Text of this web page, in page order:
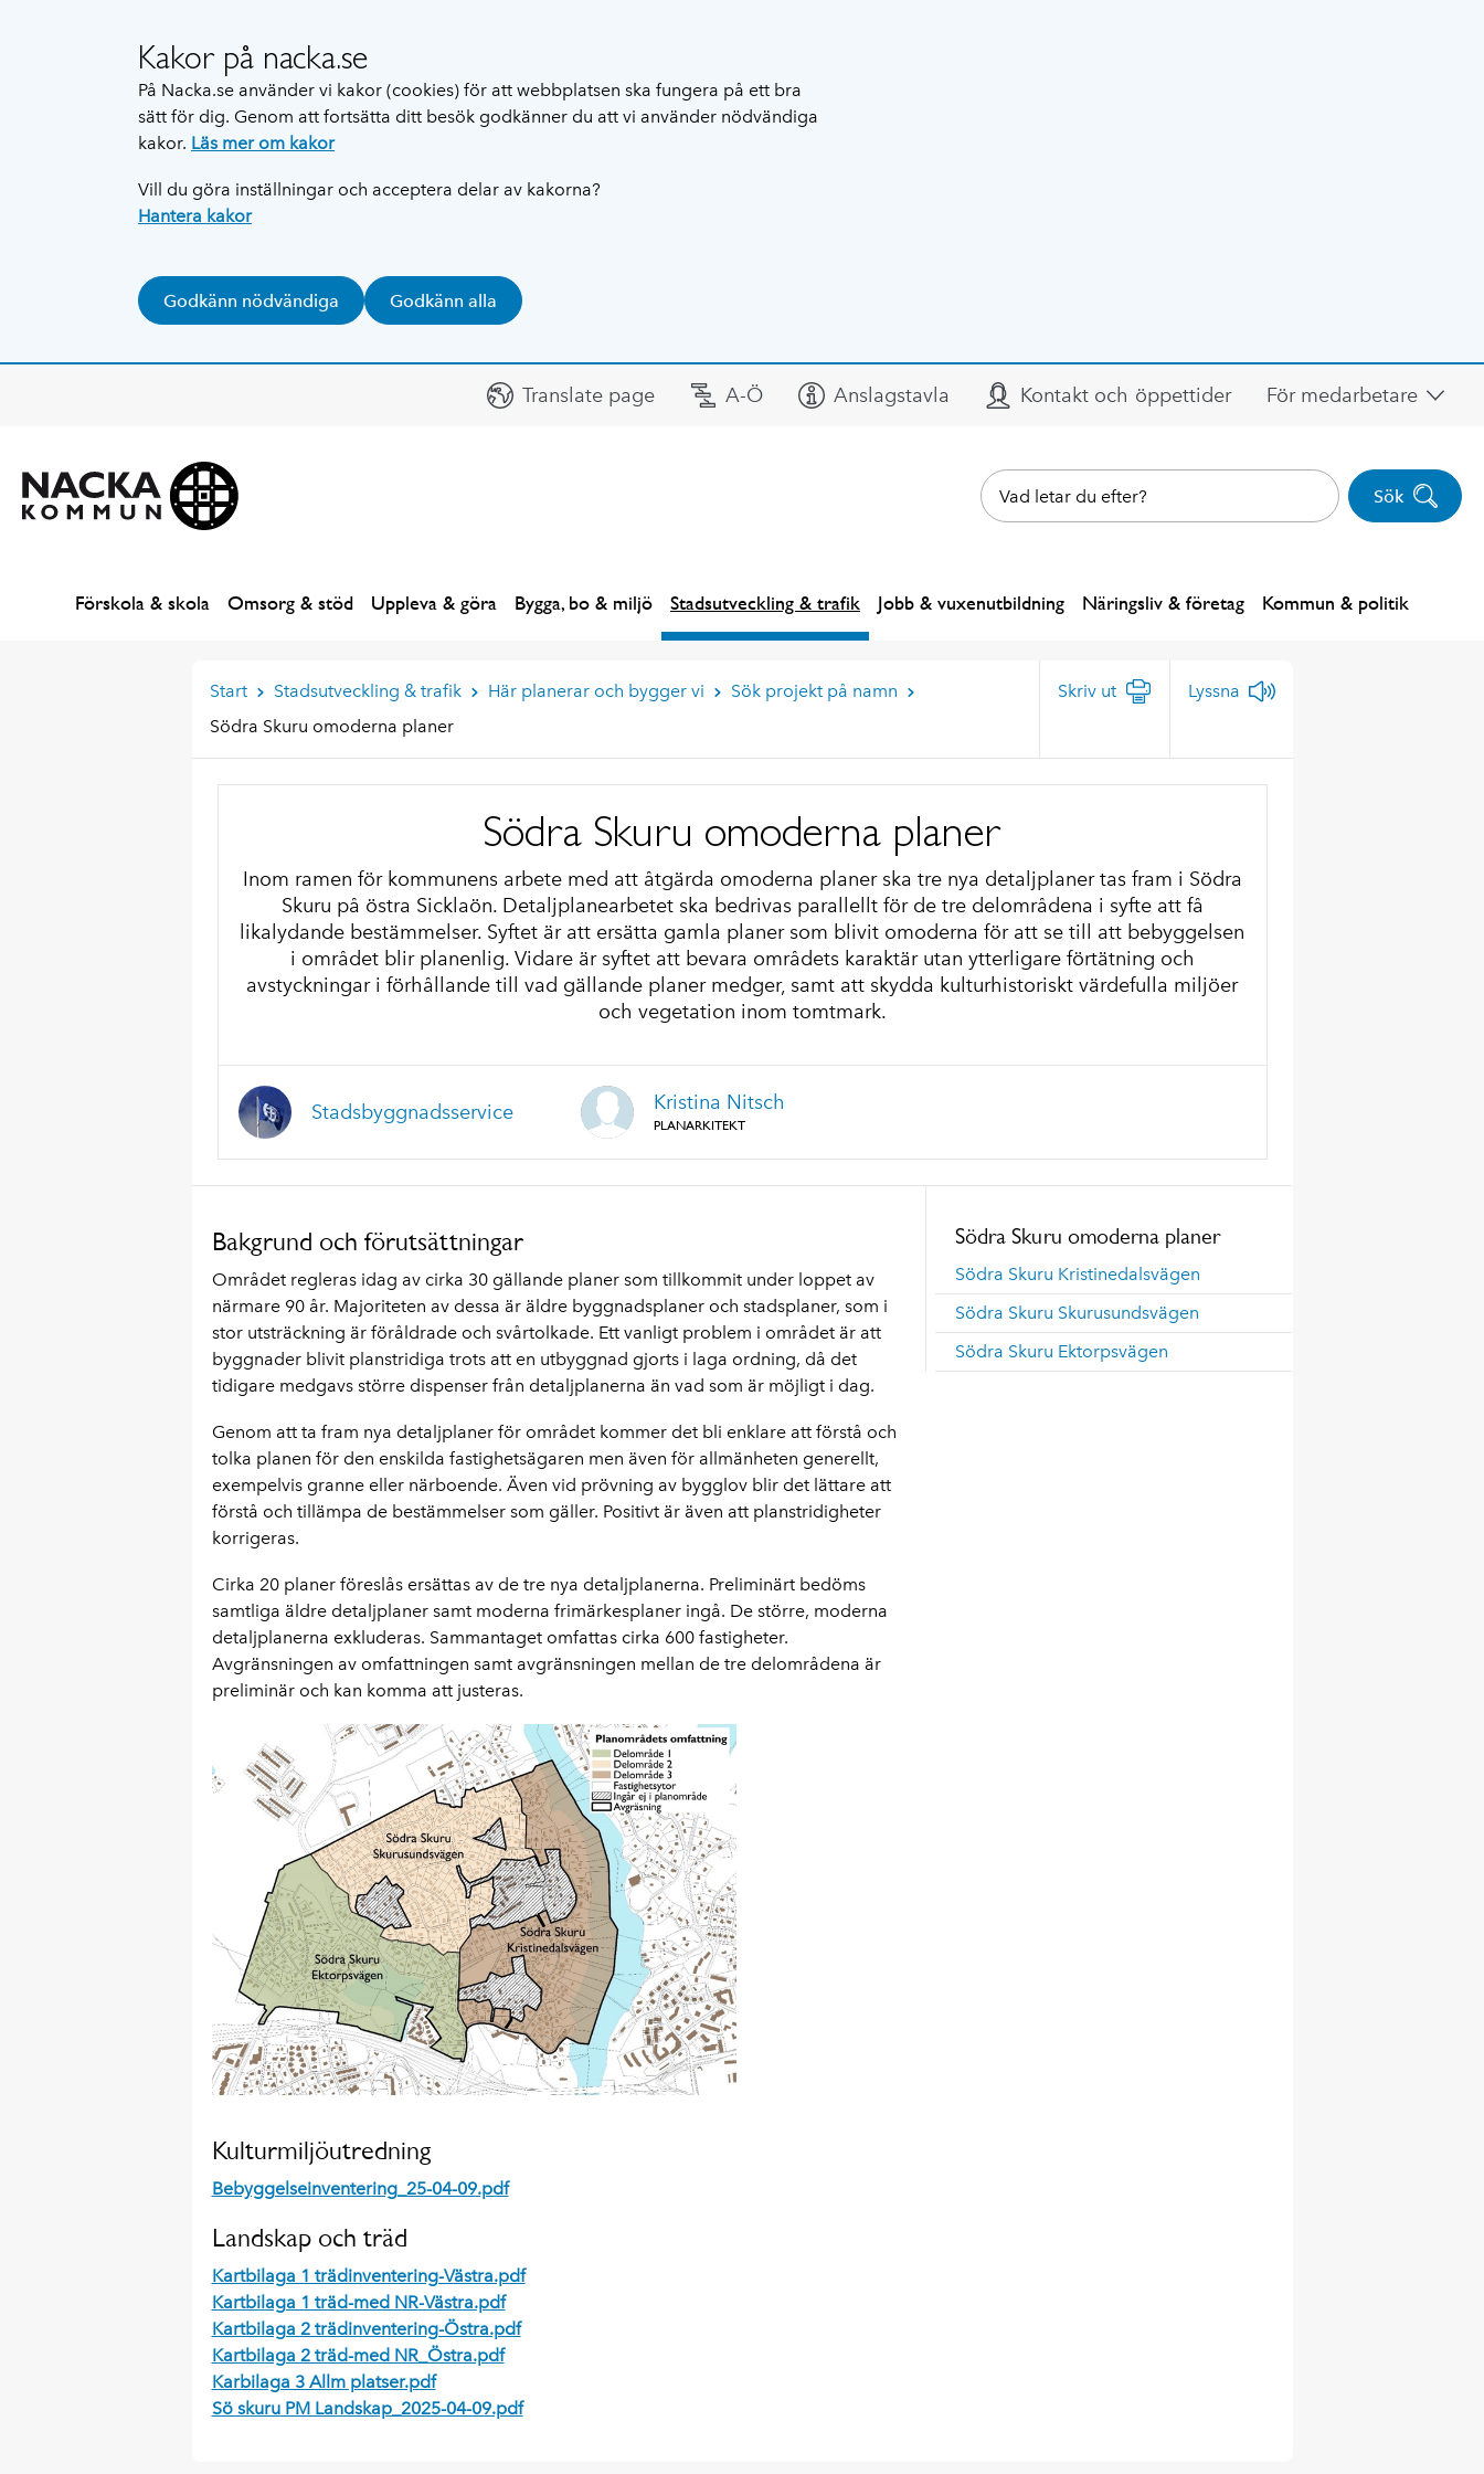
Kakor på nacka.se
På Nacka.se använder vi kakor (cookies) för att webbplatsen ska fungera på ett bra
sätt för dig. Genom att fortsätta ditt besök godkänner du att vi använder nödvändiga
kakor. Läs mer om kakor
Vill du göra inställningar och acceptera delar av kakorna?
Hantera kakor
Godkänn nödvändiga Godkänn alla
Translate page A-Ö Anslagstavla Kontakt och öppettider För medarbetare
Sök
Förskola & skola Omsorg & stöd Uppleva & göra Bygga, bo & miljö Stadsutveckling & trafik Jobb & vuxenutbildning Näringsliv & företag Kommun & politik
Start Stadsutveckling & trafik Här planerar och bygger vi
Sök projekt på namn
Södra Skuru omoderna planer
Skriv ut Lyssna
Södra Skuru omoderna planer
Inom ramen för kommunens arbete med att åtgärda omoderna planer ska tre nya detaljplaner tas fram i Södra
Skuru på östra Sicklaön. Detaljplanearbetet ska bedrivas parallellt för de tre delområdena i syfte att få
likalydande bestämmelser. Syftet är att ersätta gamla planer som blivit omoderna för att se till att bebyggelsen
i området blir planenlig. Vidare är syftet att bevara områdets karaktär utan ytterligare förtätning och
avstyckningar i förhållande till vad gällande planer medger, samt att skydda kulturhistoriskt värdefulla miljöer
och vegetation inom tomtmark.
Stadsbyggnadsservice Kristina Nitsch
PLANARKITEKT
Södra Skuru omoderna planer
Södra Skuru Kristinedalsvägen
Södra Skuru Skurusundsvägen
Södra Skuru Ektorpsvägen
Bakgrund och förutsättningar
Området regleras idag av cirka 30 gällande planer som tillkommit under loppet av
närmare 90 år. Majoriteten av dessa är äldre byggnadsplaner och stadsplaner, som i
stor utsträckning är föråldrade och svårtolkade. Ett vanligt problem i området är att
byggnader blivit planstridiga trots att en utbyggnad gjorts i laga ordning, då det
tidigare medgavs större dispenser från detaljplanerna än vad som är möjligt i dag.
Genom att ta fram nya detaljplaner för området kommer det bli enklare att förstå och
tolka planen för den enskilda fastighetsägaren men även för allmänheten generellt,
exempelvis granne eller närboende. Även vid prövning av bygglov blir det lättare att
förstå och tillämpa de bestämmelser som gäller. Positivt är även att planstridigheter
korrigeras.
Cirka 20 planer föreslås ersättas av de tre nya detaljplanerna. Preliminärt bedöms
samtliga äldre detaljplaner samt moderna frimärkesplaner ingå. De större, moderna
detaljplanerna exkluderas. Sammantaget omfattas cirka 600 fastigheter.
Avgränsningen av omfattningen samt avgränsningen mellan de tre delområdena är
preliminär och kan komma att justeras.
Kulturmiljöutredning
Bebyggelseinventering_25-04-09.pdf
Landskap och träd
Kartbilaga 1 trädinventering-Västra.pdf
Kartbilaga 1 träd-med NR-Västra.pdf
Kartbilaga 2 trädinventering-Östra.pdf
Kartbilaga 2 träd-med NR_Östra.pdf
Karbilaga 3 Allm platser.pdf
Sö skuru PM Landskap_2025-04-09.pdf